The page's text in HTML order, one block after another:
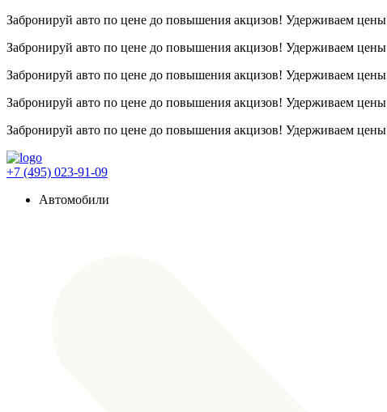
Забронируй авто по цене до повышения акцизов! Удерживаем цены
Забронируй авто по цене до повышения акцизов! Удерживаем цены
Забронируй авто по цене до повышения акцизов! Удерживаем цены
Забронируй авто по цене до повышения акцизов! Удерживаем цены
Забронируй авто по цене до повышения акцизов! Удерживаем цены
+7 (495) 023-91-09
Автомобили